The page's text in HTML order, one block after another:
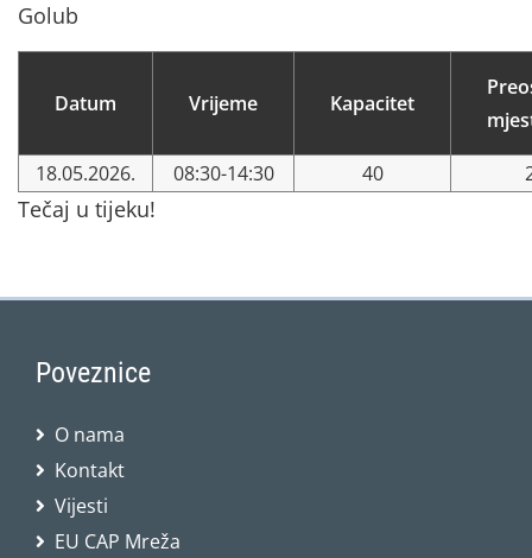
Golub
Datum Vrijeme Kapacitet
18.05.2026. 08:30-14:30 40
Tečaj u tijeku!
Poveznice
O nama
Kontakt
Vijesti
EU CAP Mreža